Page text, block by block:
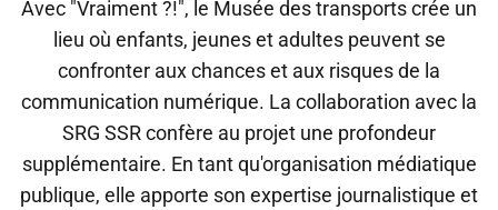
Avec "Vraiment ?!", le Musée des transports crée un
lieu où enfants, jeunes et adultes peuvent se
confronter aux chances et aux risques de la
communication numérique. La collaboration avec la
SRG SSR confère au projet une profondeur
supplémentaire. En tant qu'organisation médiatique
publique, elle apporte son expertise journalistique et